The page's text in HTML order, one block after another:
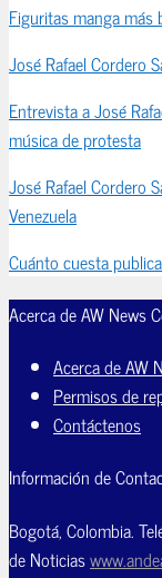
Figuritas manga
José Rafael Cordero
Entrevista a José
música de protesta
José Rafael Cordero
Venezuela
Cuánto cuesta
Acerca de AW News
Acerca de AW
Permisos de
Contáctenos
Información de
Bogotá, Colombia.
de Noticias